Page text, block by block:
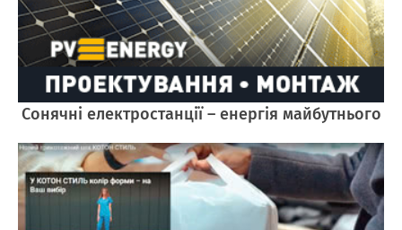
Cонячні електростанції – енергія майбутнього